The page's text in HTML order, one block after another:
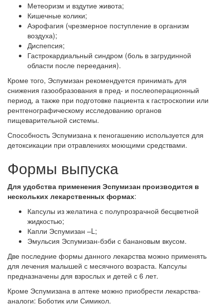
Метеоризм и вздутие живота;
Кишечные колики;
Аэрофагия (чрезмерное поступление в организм
воздуха);
Диспепсия;
Гастрокардиальный синдром (боль в загрудинной
области после переедания).
Кроме того, Эспумизан рекомендуется принимать для
снижения газообразования в пред- и послеоперационный
период, а также при подготовке пациента к гастроскопии или
рентгенографическому исследованию органов
пищеварительной системы.
Способность Эспумизана к пеногашению используется для
детоксикации при отравлениях моющими средствами.
Формы выпуска
Для удобства применения Эспумизан производится в
нескольких лекарственных формах:
Капсулы из желатина с полупрозрачной бесцветной
жидкостью;
Капли Эспумизан –L;
Эмульсия Эспумизан-бэби с банановым вкусом.
Две последние формы данного лекарства можно применять
для лечения малышей с месячного возраста. Капсулы
предназначены для взрослых и детей с 6 лет.
Кроме Эспумизана в аптеке можно приобрести лекарства-
аналоги: Боботик или Симикол.